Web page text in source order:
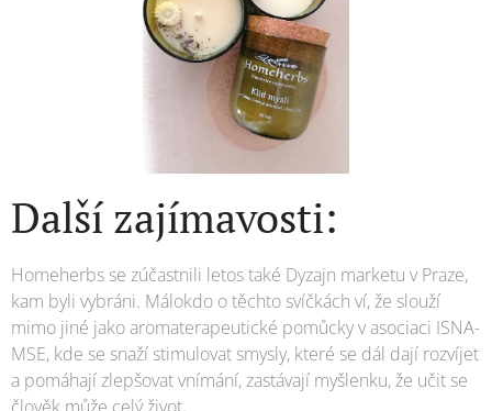
Další zajímavosti:
Homeherbs se zúčastnili letos také Dyzajn marketu v Praze,
kam byli vybráni. Málokdo o těchto svíčkách ví, že slouží
mimo jiné jako aromaterapeutické pomůcky v asociaci ISNA-
MSE, kde se snaží stimulovat smysly, které se dál dají rozvíjet
a pomáhají zlepšovat vnímání, zastávají myšlenku, že učit se